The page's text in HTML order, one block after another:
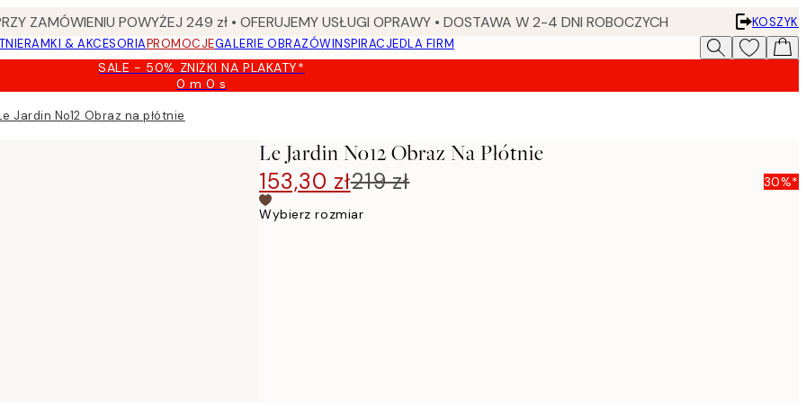
ZAMÓWIENIU POWYŻEJ 249 zł • OFERUJEMY USŁUGI OPRAWY • DOSTAWA W 2-4 DNI ROBOCZYCH
KOSZYK
RAMKI & AKCESORIAPROMOCJEGALERIE OBRAZÓWINSPIRACJEDLA FIRM
SALE - 50% ZNIŻKI NA PLAKATY*
0 m0 s
Ważny
Jardin No12 Obraz na płótnie
Le Jardin No12 Obraz Na Płótnie
153,30 zł219 zł 30%*
Wybierz rozmiar